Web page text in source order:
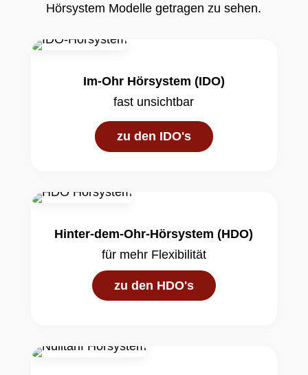
Hörsystem Modelle getragen zu sehen.
Im-Ohr Hörsystem (IDO)
fast unsichtbar
zu den IDO's
Hinter-dem-Ohr-Hörsystem (HDO)
für mehr Flexibilität
zu den HDO's